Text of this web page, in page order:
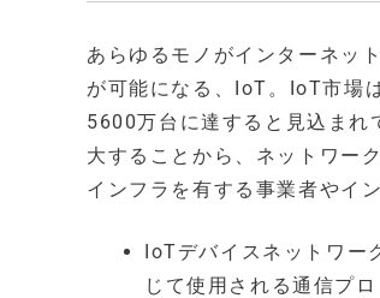
あらゆるモノがインターネッ
が可能になる、IoT。IoT市場
5600万台に達すると見込ま
大することから、ネットワー
インフラを有する事業者やイ
IoTデバイスネットワー
じて使用される通信プ